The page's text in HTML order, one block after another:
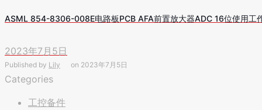
ASML 854-8306-008E电路板PCB AFA前置放大器ADC 16位使用工
2023年7月5日
Published by Lily on 2023年7月5日
Categories
工控备件